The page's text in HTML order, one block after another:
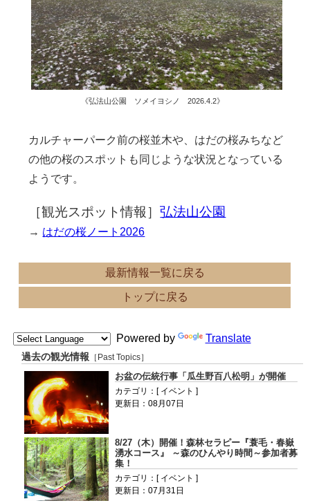
《弘法山公園 ソメイヨシノ 2026.4.2》
カルチャーパーク前の桜並木や、はだの桜みちなど
の他の桜のスポットも同じような状況となっている
ようです。
［観光スポット情報］弘法山公園
→ はだの桜ノート2026
最新情報一覧に戻る
トップに戻る
Powered by Translate
過去の観光情報 ［Past Topics］
お盆の伝統行事「瓜生野百八松明」が開催
カテゴリ：[ イベント ]
更新日：08月07日
8/27（木）開催！森林セラピー『蓑毛・春嶽
湧水コース』 ～森のひんやり時間～参加者募
集！
カテゴリ：[ イベント ]
更新日：07月31日